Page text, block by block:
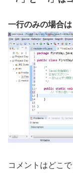
一行のみの場合は
コメントはどこ